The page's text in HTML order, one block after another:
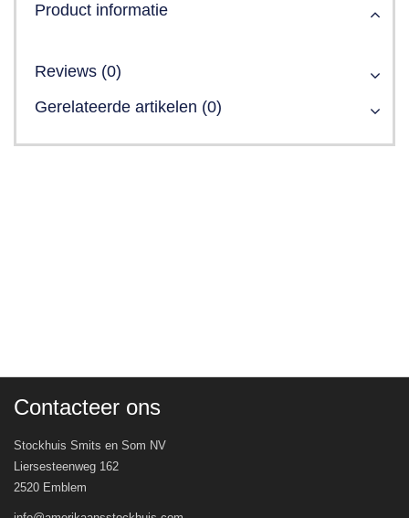
Product informatie
Reviews (0)
Gerelateerde artikelen (0)
Contacteer ons
Stockhuis Smits en Som NV
Liersesteenweg 162
2520 Emblem